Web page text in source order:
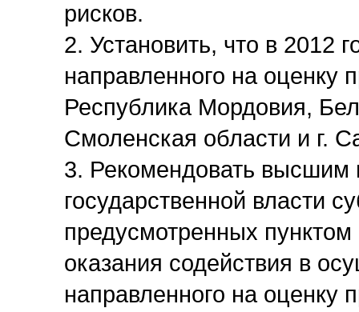
рисков.
2. Установить, что в 2012
направленного на оценку
Республика Мордовия,
Смоленская области и г.
3. Рекомендовать высшим
государственной власти
предусмотренных
оказания содействия в
направленного на оценку